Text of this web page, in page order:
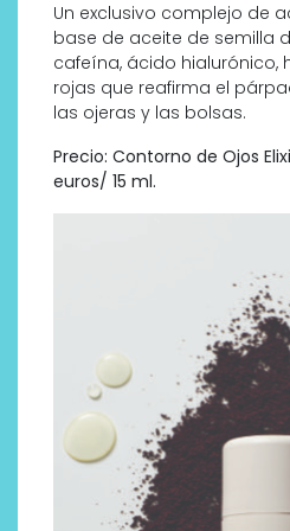
Un exclusivo complejo de
base de aceite de semilla
cafeína, ácido hialurónico,
rojas que reafirma el
las ojeras y las bolsas.
Precio: Contorno de Ojos
euros/ 15 ml.